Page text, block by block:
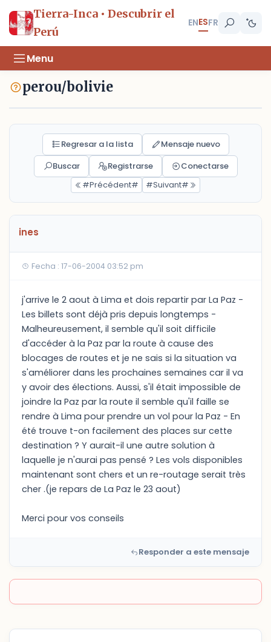
Tierra-Inca • Descubrir el
Perú
ENESFR
Menu
perou/bolivie
Regresar a la lista
Mensaje nuevo
Buscar
Registrarse
Conectarse
#Précédent#
#Suivant#
ines
Fecha : 17-06-2004 03:52 pm
j'arrive le 2 aout à Lima et dois repartir par La Paz -
Les billets sont déjà pris depuis longtemps -
Malheureusement, il semble qu'il soit difficile
d'accéder à la Paz par la route à cause des
blocages de routes et je ne sais si la situation va
s'améliorer dans les prochaines semaines car il va
y avoir des élections. Aussi, s'il était impossible de
joindre la Paz par la route il semble qu'il faille se
rendre à Lima pour prendre un vol pour la Paz - En
été trouve t-on facilement des places sur cette
destination ? Y aurait-il une autre solution à
laquelle je n'aurai pas pensé ? Les vols disponibles
maintenant sont chers et un re-routage serait très
cher .(je repars de La Paz le 23 aout)
Merci pour vos conseils
Responder a este mensaje